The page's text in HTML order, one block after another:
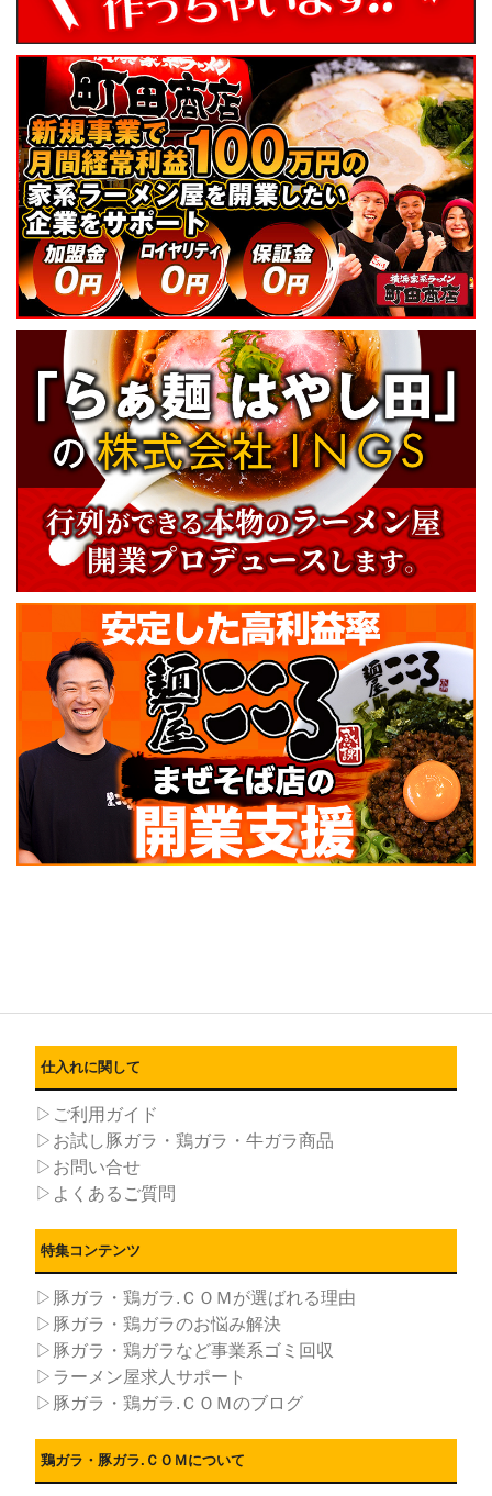
仕入れに関して
▷ご利用ガイド
▷お試し豚ガラ・鶏ガラ・牛ガラ商品
▷お問い合せ
▷よくあるご質問
特集コンテンツ
▷豚ガラ・鶏ガラ.ＣＯＭが選ばれる理由
▷豚ガラ・鶏ガラのお悩み解決
▷豚ガラ・鶏ガラなど事業系ゴミ回収
▷ラーメン屋求人サポート
▷豚ガラ・鶏ガラ.ＣＯＭのブログ
鶏ガラ・豚ガラ.ＣＯＭについて